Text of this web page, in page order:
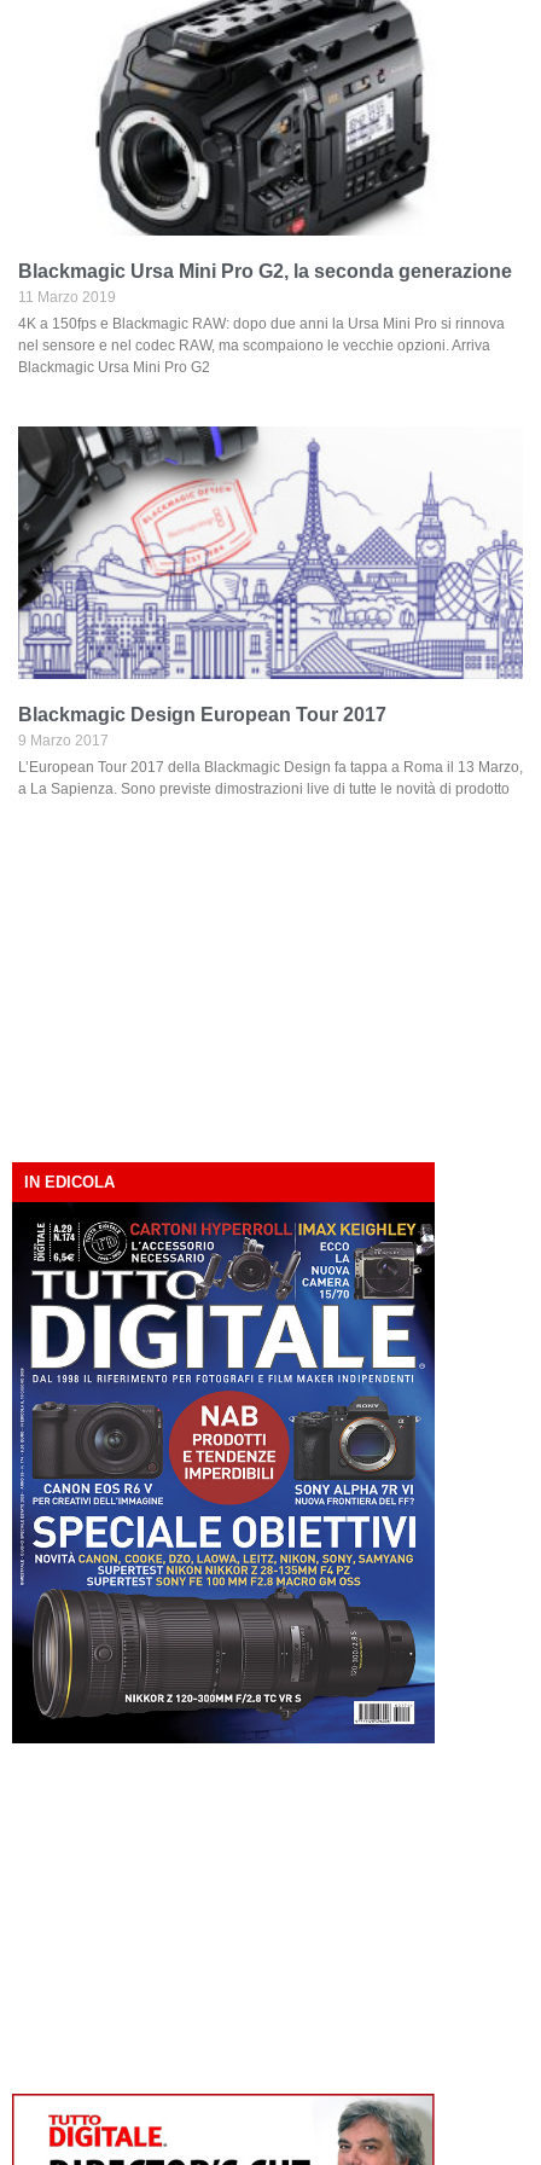
Blackmagic Ursa Mini Pro G2, la seconda generazione
11 Marzo 2019
4K a 150fps e Blackmagic RAW: dopo due anni la Ursa Mini Pro si rinnova
nel sensore e nel codec RAW, ma scompaiono le vecchie opzioni. Arriva
Blackmagic Ursa Mini Pro G2
Blackmagic Design European Tour 2017
9 Marzo 2017
L’European Tour 2017 della Blackmagic Design fa tappa a Roma il 13 Marzo,
a La Sapienza. Sono previste dimostrazioni live di tutte le novità di prodotto
IN EDICOLA